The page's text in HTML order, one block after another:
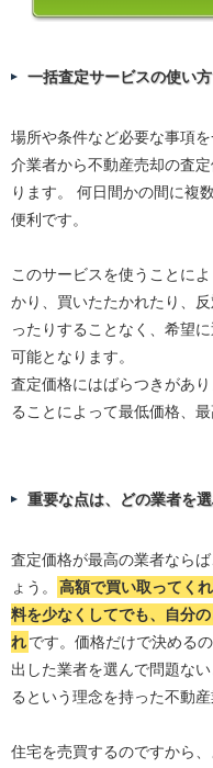
一括査定サービスの使い方
場所や条件など必要な事項
介業者から不動産売却の査
ります。 何日間かの間に複
便利です。
このサービスを使うことに
かり、買いたたかれたり、
ったりすることなく、希望
可能となります。
査定価格にはばらつきがあ
ることによって最低価格、
重要な点は、どの業者を選
査定価格が最高の業者なら
ょう。
高額で買い取ってく
料を少なくしてでも、自分
れです。価格だけで決める
出した業者を選んで問題な
るという理念を持った不動
住宅を売買するのですから